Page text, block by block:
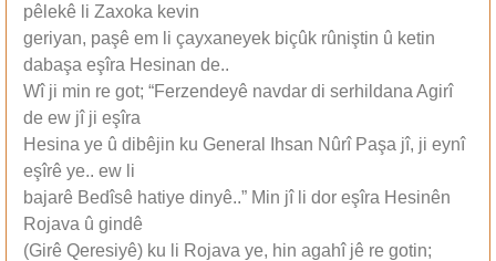
pêlekê li Zaxoka kevin
geriyan, paşê em li çayxaneyek biçûk rûniştin û ketin
dabaşa eşîra Hesinan de..
Wî ji min re got; “Ferzendeyê navdar di serhildana Agirî
de ew jî ji eşîra
Hesina ye û dibêjin ku General Ihsan Nûrî Paşa jî, ji eynî
eşîrê ye.. ew li
bajarê Bedîsê hatiye dinyê..” Min jî li dor eşîra Hesinên
Rojava û gindê
(Girê Qeresiyê) ku li Rojava ye, hin agahî jê re gotin;